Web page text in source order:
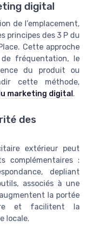
digital
de l’emplacement,
principes des 3 P du
Cette approche
fréquentation, le
du produit ou
cette méthode,
marketing digital.
des
extérieur peut
complémentaires :
depliant
associés à une
la portée
et facilitent la
locale.